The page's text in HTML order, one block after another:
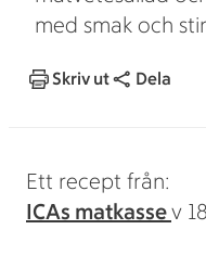
med smak och
Skriv ut Dela
Ett recept från:
ICAs matkassev